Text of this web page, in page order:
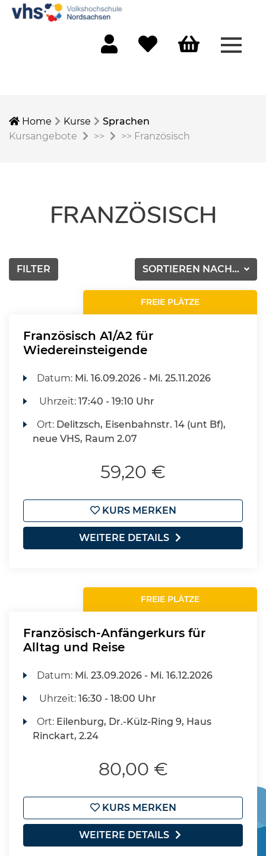
Home Kurse
Sprachen
Kursangebote
>> >> Französisch
FRANZÖSISCH
SORTIEREN NACH...
FILTER
FREIE PLÄTZE
Französisch A1/A2 für
Wiedereinsteigende
Datum: Mi. 16.09.2026 - Mi. 25.11.2026
Uhrzeit:17:40 - 19:10 Uhr
Ort: Delitzsch, Eisenbahnstr. 14 (unt Bf),
neue VHS, Raum 2.07
59,20 €
KURS MERKEN
WEITERE DETAILS
FREIE PLÄTZE
Französisch-Anfängerkurs für
Alltag und Reise
Datum: Mi. 23.09.2026 - Mi. 16.12.2026
Uhrzeit:16:30 - 18:00 Uhr
Ort: Eilenburg, Dr.-Külz-Ring 9, Haus
Rinckart, 2.24
80,00 €
KURS MERKEN
WEITERE DETAILS